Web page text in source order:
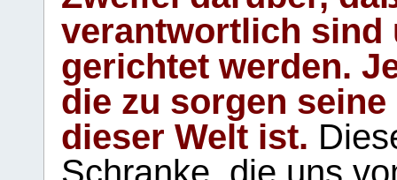
verantwortlich sind
gerichtet werden.
die zu sorgen
dieser Welt ist.